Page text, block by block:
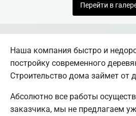
Перейти в
Наша компания быстро и
постройку современного
Строительство дома займет от
Абсолютно все работы
заказчика, мы не предлагаем